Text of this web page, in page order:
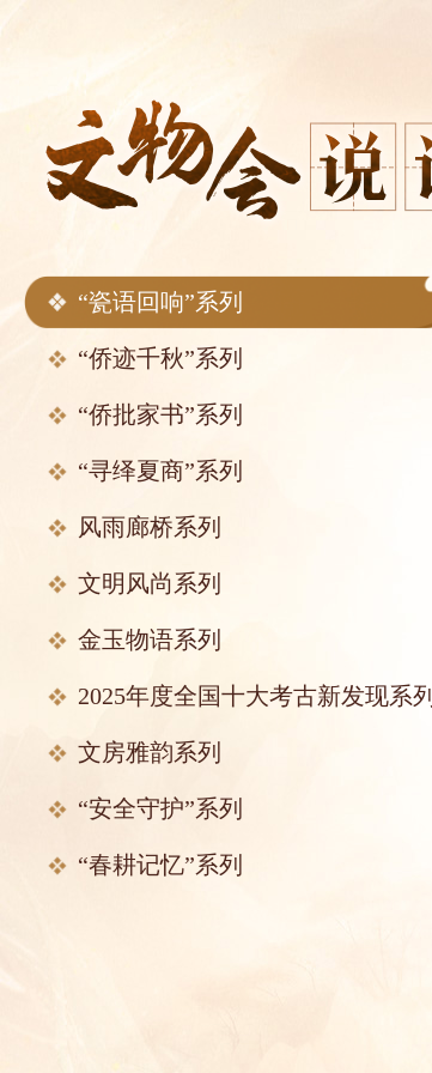
“瓷语回响”系列
“侨迹千秋”系列
“侨批家书”系列
“寻绎夏商”系列
风雨廊桥系列
文明风尚系列
金玉物语系列
2025年度全国十大考古新发现系列
文房雅韵系列
“安全守护”系列
“春耕记忆”系列